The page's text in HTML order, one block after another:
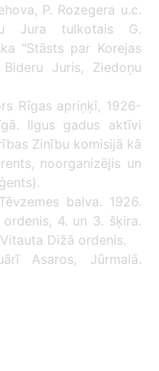
P. Rozegera u.c.
Jura tulkotais G.
"Stāsts par Korejas
Juris, Ziedoņu
Rīgas apriņķī, 1926-
Ilgus gadus aktīvi
Zinību komisijā kā
noorganizējis un
balva. 1926.
4. un 3. šķira.
Dižā ordenis.
Asaros, Jūrmalā.